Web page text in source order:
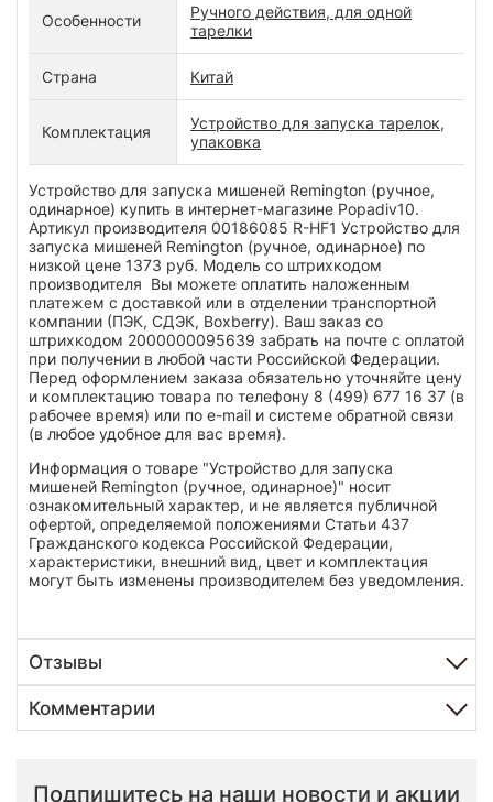
Особенности
Ручного действия, для одной
тарелки
Страна Китай
Комплектация
Устройство для запуска тарелок,
упаковка
Устройство для запуска мишеней Remington (ручное,
одинарное) купить в интернет-магазине Popadiv10.
Артикул производителя 00186085 R-HF1 Устройство для
запуска мишеней Remington (ручное, одинарное) по
низкой цене 1373 руб. Модель со штрихкодом
производителя Вы можете оплатить наложенным
платежем с доставкой или в отделении транспортной
компании (ПЭК, СДЭК, Boxberry). Ваш заказ со
штрихкодом 2000000095639 забрать на почте с оплатой
при получении в любой части Российской Федерации.
Перед оформлением заказа обязательно уточняйте цену
и комплектацию товара по телефону 8 (499) 677 16 37 (в
рабочее время) или по e-mail и системе обратной связи
(в любое удобное для вас время).
Информация о товаре "Устройство для запуска
мишеней Remington (ручное, одинарное)" носит
ознакомительный характер, и не является публичной
офертой, определяемой положениями Статьи 437
Гражданского кодекса Российской Федерации,
характеристики, внешний вид, цвет и комплектация
могут быть изменены производителем без уведомления.
Отзывы
Комментарии
Подпишитесь на наши новости и акции